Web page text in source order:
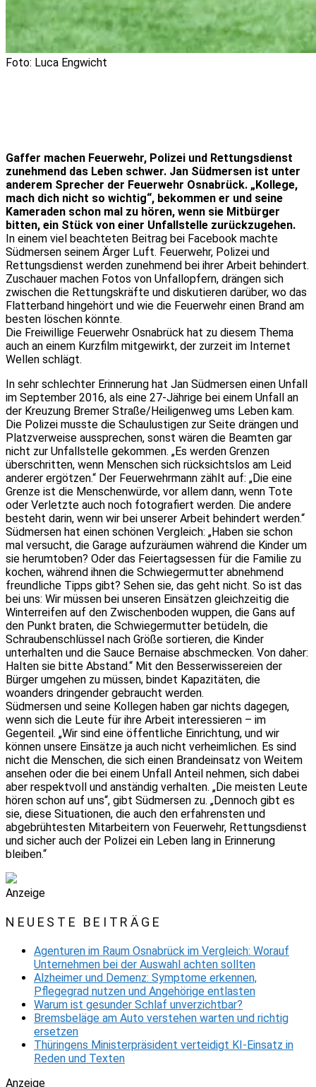
Foto: Luca Engwicht
Gaffer machen Feuerwehr, Polizei und Rettungsdienst
zunehmend das Leben schwer. Jan Südmersen ist unter
anderem Sprecher der Feuerwehr Osnabrück. „Kollege,
mach dich nicht so wichtig“, bekommen er und seine
Kameraden schon mal zu hören, wenn sie Mitbürger
bitten, ein Stück von einer Unfallstelle zurückzugehen.
In einem viel beachteten Beitrag bei Facebook machte
Südmersen seinem Ärger Luft. Feuerwehr, Polizei und
Rettungsdienst werden zunehmend bei ihrer Arbeit behindert.
Zuschauer machen Fotos von Unfallopfern, drängen sich
zwischen die Rettungskräfte und diskutieren darüber, wo das
Flatterband hingehört und wie die Feuerwehr einen Brand am
besten löschen könnte.
Die Freiwillige Feuerwehr Osnabrück hat zu diesem Thema
auch an einem Kurzfilm mitgewirkt, der zurzeit im Internet
Wellen schlägt.
In sehr schlechter Erinnerung hat Jan Südmersen einen Unfall
im September 2016, als eine 27-Jährige bei einem Unfall an
der Kreuzung Bremer Straße/Heiligenweg ums Leben kam.
Die Polizei musste die Schaulustigen zur Seite drängen und
Platzverweise aussprechen, sonst wären die Beamten gar
nicht zur Unfallstelle gekommen. „Es werden Grenzen
überschritten, wenn Menschen sich rücksichtslos am Leid
anderer ergötzen.“ Der Feuerwehrmann zählt auf: „Die eine
Grenze ist die Menschenwürde, vor allem dann, wenn Tote
oder Verletzte auch noch fotografiert werden. Die andere
besteht darin, wenn wir bei unserer Arbeit behindert werden.“
Südmersen hat einen schönen Vergleich: „Haben sie schon
mal versucht, die Garage aufzuräumen während die Kinder um
sie herumtoben? Oder das Feiertagsessen für die Familie zu
kochen, während ihnen die Schwiegermutter abnehmend
freundliche Tipps gibt? Sehen sie, das geht nicht. So ist das
bei uns: Wir müssen bei unseren Einsätzen gleichzeitig die
Winterreifen auf den Zwischenboden wuppen, die Gans auf
den Punkt braten, die Schwiegermutter betüdeln, die
Schraubenschlüssel nach Größe sortieren, die Kinder
unterhalten und die Sauce Bernaise abschmecken. Von daher:
Halten sie bitte Abstand.“ Mit den Besserwissereien der
Bürger umgehen zu müssen, bindet Kapazitäten, die
woanders dringender gebraucht werden.
Südmersen und seine Kollegen haben gar nichts dagegen,
wenn sich die Leute für ihre Arbeit interessieren – im
Gegenteil. „Wir sind eine öffentliche Einrichtung, und wir
können unsere Einsätze ja auch nicht verheimlichen. Es sind
nicht die Menschen, die sich einen Brandeinsatz von Weitem
ansehen oder die bei einem Unfall Anteil nehmen, sich dabei
aber respektvoll und anständig verhalten. „Die meisten Leute
hören schon auf uns“, gibt Südmersen zu. „Dennoch gibt es
sie, diese Situationen, die auch den erfahrensten und
abgebrühtesten Mitarbeitern von Feuerwehr, Rettungsdienst
und sicher auch der Polizei ein Leben lang in Erinnerung
bleiben.“
Anzeige
NEUESTE BEITRÄGE
Agenturen im Raum Osnabrück im Vergleich: Worauf
Unternehmen bei der Auswahl achten sollten
Alzheimer und Demenz: Symptome erkennen,
Pflegegrad nutzen und Angehörige entlasten
Warum ist gesunder Schlaf unverzichtbar?
Bremsbeläge am Auto verstehen warten und richtig
ersetzen
Thüringens Ministerpräsident verteidigt KI-Einsatz in
Reden und Texten
Anzeige